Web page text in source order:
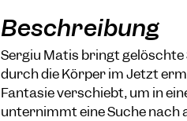
Beschreibung
Sergiu Matis bringt gelöschte
durch die Körper im Jetzt
Fantasie verschiebt, um in
unternimmt eine Suche nach